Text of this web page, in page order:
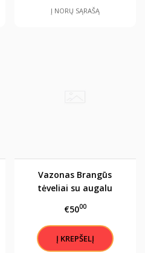
Į NORŲ SĄRAŠĄ
Vazonas Brangūs
tėveliai su augalu
€5000